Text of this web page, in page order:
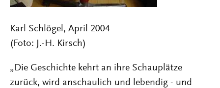
Karl Schlögel, April 2004
(Foto: J.-H. Kirsch)
„Die Geschichte kehrt an ihre Schauplätze
zurück, wird anschaulich und lebendig - und